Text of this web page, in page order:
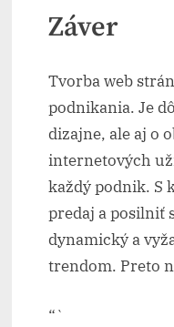
Záver
Tvorba web
podnikania. Je
dizajne, ale aj o
internetových
každý podnik. S
predaj a posilniť
dynamický a
trendom. Preto
“`